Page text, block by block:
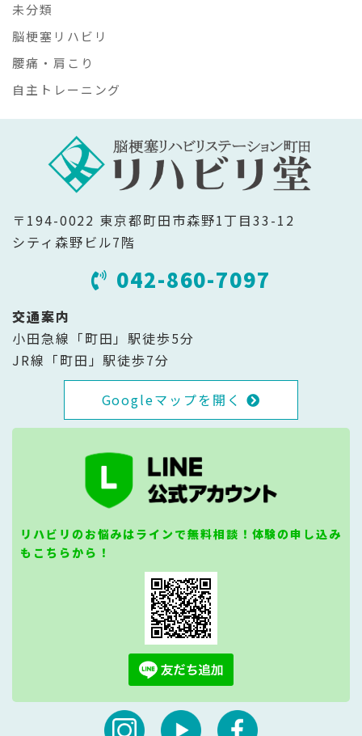
未分類
脳梗塞リハビリ
腰痛・肩こり
自主トレーニング
〒194-0022 東京都町田市森野1丁目33-12
シティ森野ビル7階
042-860-7097
交通案内
小田急線「町田」駅徒歩5分
JR線「町田」駅徒歩7分
Googleマップを開く
リハビリのお悩みはラインで無料相談！体験の申し込み
もこちらから！